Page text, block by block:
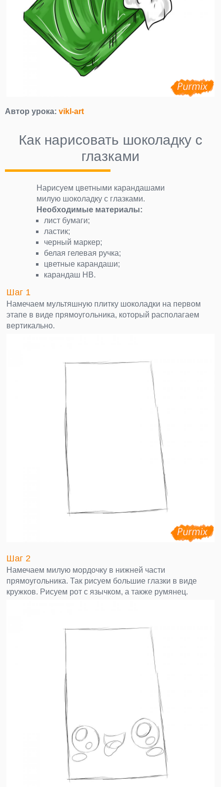
Автор урока: vikl-art
Как нарисовать шоколадку с
глазками
Нарисуем цветными карандашами
милую шоколадку с глазками.
Необходимые материалы:
лист бумаги;
ластик;
черный маркер;
белая гелевая ручка;
цветные карандаши;
карандаш НВ.
Шаг 1
Намечаем мультяшную плитку шоколадки на первом
этапе в виде прямоугольника, который располагаем
вертикально.
Шаг 2
Намечаем милую мордочку в нижней части
прямоугольника. Так рисуем большие глазки в виде
кружков. Рисуем рот с язычком, а также румянец.